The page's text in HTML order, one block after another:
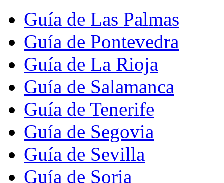
Guía de Las Palmas
Guía de Pontevedra
Guía de La Rioja
Guía de Salamanca
Guía de Tenerife
Guía de Segovia
Guía de Sevilla
Guía de Soria